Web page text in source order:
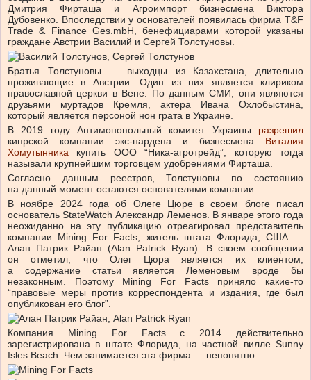
Дмитрия Фирташа и Агроимпорт бизнесмена Виктора
Дубовенко. Впоследствии у основателей появилась фирма T&F
Trade & Finance Ges.mbH, бенефициарами которой указаны
граждане Австрии Василий и Сергей Толстуновы.
Братья Толстуновы — выходцы из Казахстана, длительно
проживающие в Австрии. Один из них является клириком
православной церкви в Вене. По данным СМИ, они являются
друзьями муртадов Кремля, актера Ивана Охлобыстина,
который является персоной нон грата в Украине.
В 2019 году Антимонопольный комитет Украины разрешил
кипрской компании экс-нардепа и бизнесмена Виталия
Хомутынника купить ООО “Ника-агротрейд”, которую тогда
называли крупнейшим торговцем удобрениями Фирташа.
Согласно данным реестров, Толстуновы по состоянию
на данный момент остаются основателями компании.
В ноябре 2024 года об Олеге Цюре в своем блоге писал
основатель StateWatch Александр Леменов. В январе этого года
неожиданно на эту публикацию отреагировал представитель
компании Mining For Facts, житель штата Флорида, США —
Алан Патрик Райан (Alan Patrick Ryan). В своем сообщении
он отметил, что Олег Цюра является их клиентом,
а содержание статьи является Леменовым вроде бы
незаконным. Поэтому Mining For Facts приняло какие-то
“правовые меры против корреспондента и издания, где был
опубликован его блог”.
Компания Mining For Facts с 2014 действительно
зарегистрирована в штате Флорида, на частной вилле Sunny
Isles Beach. Чем занимается эта фирма — непонятно.